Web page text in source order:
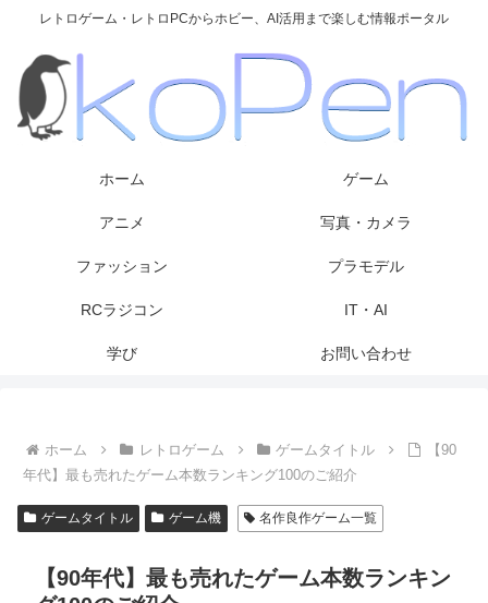
レトロゲーム・レトロPCからホビー、AI活用まで楽しむ情報ポータル
ホーム ゲーム
アニメ 写真・カメラ
ファッション プラモデル
RCラジコン IT・AI
学び お問い合わせ
ホーム レトロゲーム ゲームタイトル
【90
年代】最も売れたゲーム本数ランキング100のご紹介
ゲームタイトル ゲーム機 名作良作ゲーム一覧
【90年代】最も売れたゲーム本数ランキン